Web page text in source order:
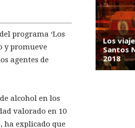
programa ‘Los
y promueve
agentes de
alcohol en los
valorado en 10
ha explicado que